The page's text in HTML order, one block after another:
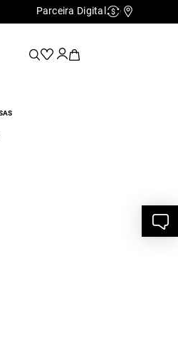
Parceira Digital Cashback